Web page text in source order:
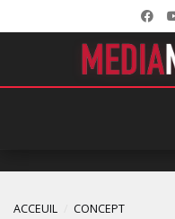
ACCEUIL
CONCEPT